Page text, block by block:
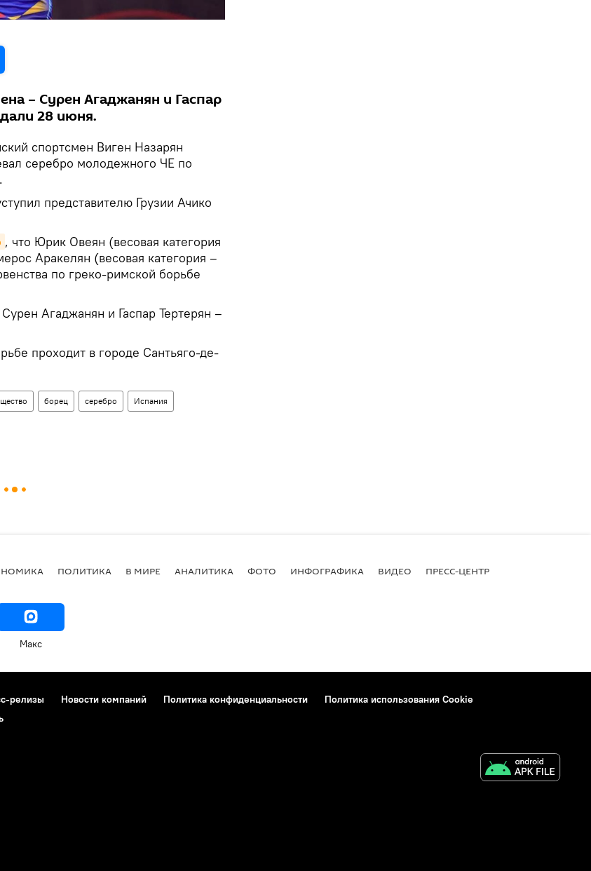
– Сурен Агаджанян и Гаспар
28 июня.
спортсмен Виген Назарян
серебро молодежного ЧЕ по
представителю Грузии Ачико
, что Юрик Овеян (весовая категория
Аракелян (весовая категория –
по греко-римской борьбе
Агаджанян и Гаспар Тертерян –
проходит в городе Сантьяго-де-
борец серебро Испания
ПОЛИТИКА В МИРЕ АНАЛИТИКА ФОТО ИНФОГРАФИКА ВИДЕО ПРЕСС-ЦЕНТР
Макс
релизы Новости компаний Политика конфиденциальности
Политика использования Cookie